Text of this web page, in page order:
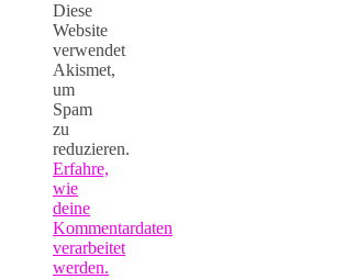
Diese
Website
verwendet
Akismet,
um
Spam
zu
reduzieren.
Erfahre,
wie
deine
Kommentardaten
verarbeitet
werden.